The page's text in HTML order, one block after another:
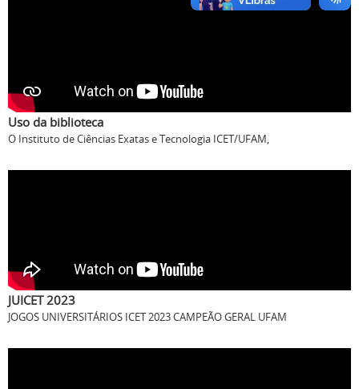
Uso da biblioteca
O Instituto de Ciências Exatas e Tecnologia ICET/UFAM,
JUICET 2023
JOGOS UNIVERSITÁRIOS ICET 2023 CAMPEÃO GERAL UFAM